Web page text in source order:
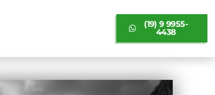
(19) 9 9955-
4438